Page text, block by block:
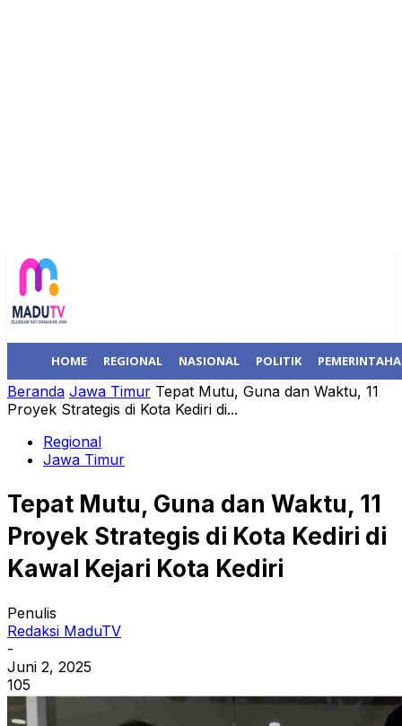
HOME REGIONAL NASIONAL POLITIK
Beranda Jawa Timur Tepat Mutu, Guna dan Waktu, 11
Proyek Strategis di Kota Kediri di...
Regional
Jawa Timur
Tepat Mutu, Guna dan Waktu, 11
Proyek Strategis di Kota Kediri di
Kawal Kejari Kota Kediri
Penulis
Redaksi MaduTV
-
Juni 2, 2025
105